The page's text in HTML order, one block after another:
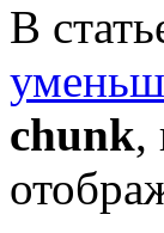
В
chunk,